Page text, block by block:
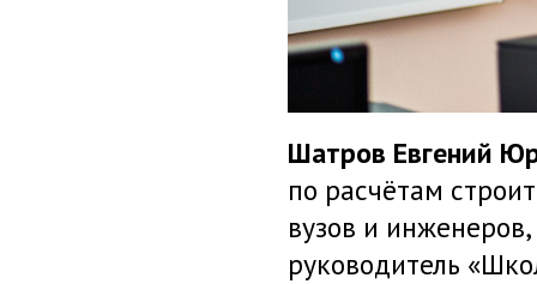
Шатров Евгений
по расчётам
вузов и
руководитель